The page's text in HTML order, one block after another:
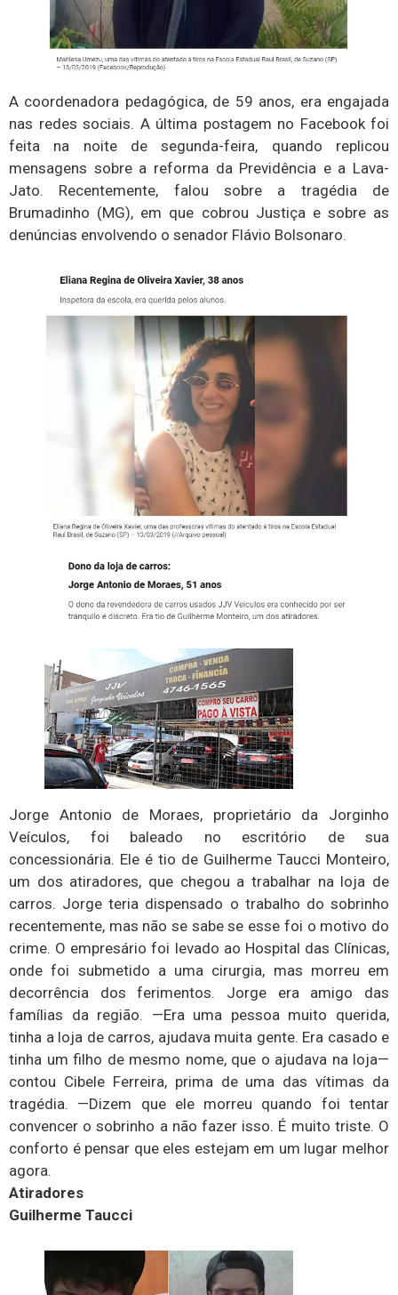
A coordenadora pedagógica, de 59 anos, era engajada
nas redes sociais. A última postagem no Facebook foi
feita na noite de segunda-feira, quando replicou
mensagens sobre a reforma da Previdência e a Lava-
Jato. Recentemente, falou sobre a tragédia de
Brumadinho (MG), em que cobrou Justiça e sobre as
denúncias envolvendo o senador Flávio Bolsonaro.
Jorge Antonio de Moraes, proprietário da Jorginho
Veículos, foi baleado no escritório de sua
concessionária. Ele é tio de Guilherme Taucci Monteiro,
um dos atiradores, que chegou a trabalhar na loja de
carros. Jorge teria dispensado o trabalho do sobrinho
recentemente, mas não se sabe se esse foi o motivo do
crime. O empresário foi levado ao Hospital das Clínicas,
onde foi submetido a uma cirurgia, mas morreu em
decorrência dos ferimentos. Jorge era amigo das
famílias da região. —Era uma pessoa muito querida,
tinha a loja de carros, ajudava muita gente. Era casado e
tinha um filho de mesmo nome, que o ajudava na loja—
contou Cibele Ferreira, prima de uma das vítimas da
tragédia. —Dizem que ele morreu quando foi tentar
convencer o sobrinho a não fazer isso. É muito triste. O
conforto é pensar que eles estejam em um lugar melhor
agora.
Atiradores
Guilherme Taucci